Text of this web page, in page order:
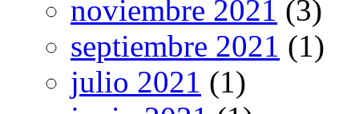
noviembre 2021 (3)
septiembre 2021 (1)
julio 2021 (1)